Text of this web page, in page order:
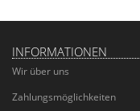
INFORMATIONEN
Wir über uns
Zahlungsmöglichkeiten